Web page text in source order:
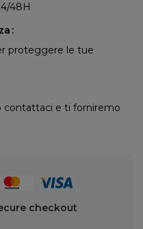
48H
proteggere le tue
contattaci e ti forniremo
checkout